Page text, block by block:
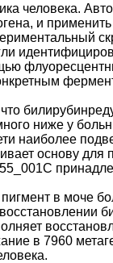
человека.
и
ниже у
наиболее
основу
в моче
в 7960